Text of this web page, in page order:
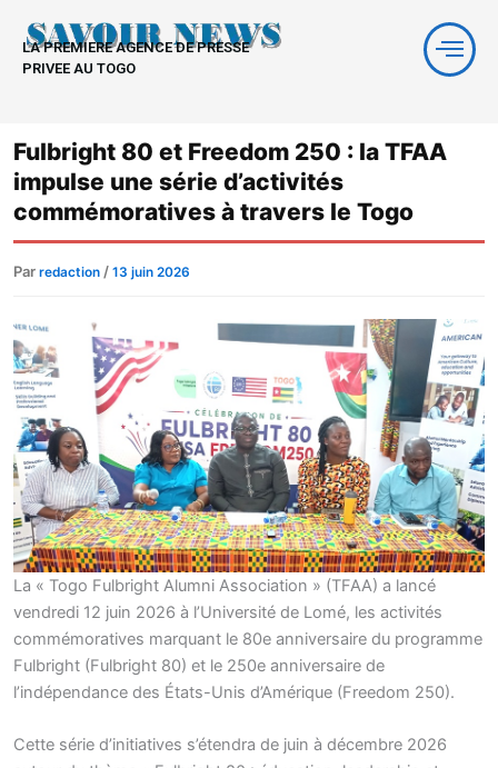
contenu
LA PREMIERE AGENCE DE PRESSE
PRIVEE AU TOGO
Fulbright 80 et Freedom 250 : la TFAA
impulse une série d’activités
commémoratives à travers le Togo
Par redaction / 13 juin 2026
La « Togo Fulbright Alumni Association » (TFAA) a lancé
vendredi 12 juin 2026 à l’Université de Lomé, les activités
commémoratives marquant le 80e anniversaire du programme
Fulbright (Fulbright 80) et le 250e anniversaire de
l’indépendance des États-Unis d’Amérique (Freedom 250).
Cette série d’initiatives s’étendra de juin à décembre 2026